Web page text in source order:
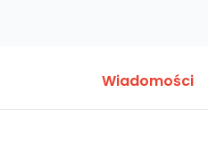
Wiadomości